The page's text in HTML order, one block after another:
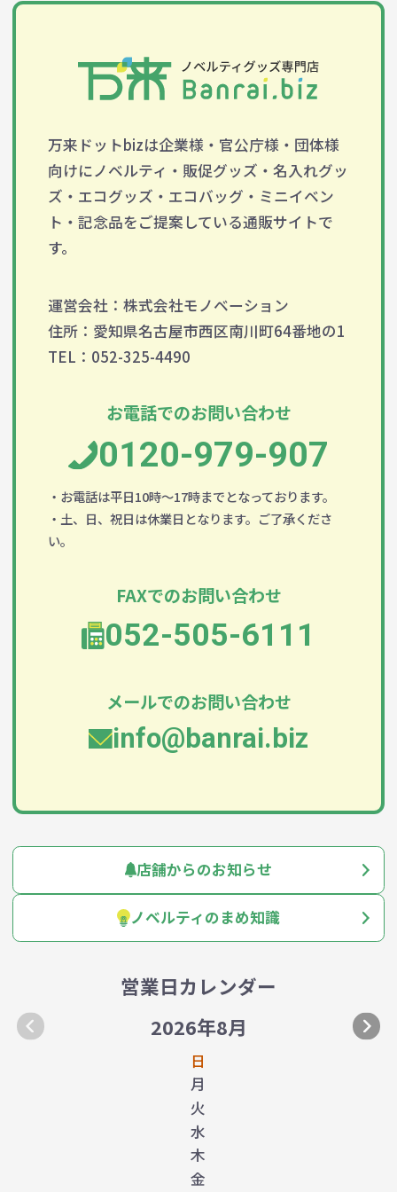
万来ドットbizは企業様・官公庁様・団体様
向けにノベルティ・販促グッズ・名入れグッ
ズ・エコグッズ・エコバッグ・ミニイベン
ト・記念品をご提案している通販サイトで
す。
運営会社：株式会社モノベーション
住所：愛知県名古屋市西区南川町64番地の1
TEL：052-325-4490
お電話でのお問い合わせ
0120-979-907
・お電話は平日10時～17時までとなっております。
・土、日、祝日は休業日となります。ご了承くださ
い。
FAXでのお問い合わせ
052-505-6111
メールでのお問い合わせ
info@banrai.biz
店舗からのお知らせ
ノベルティのまめ知識
営業日カレンダー
2026年8月
日
月
火
水
木
金